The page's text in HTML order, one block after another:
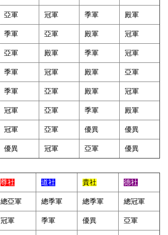
亞軍 冠軍 季軍 殿軍
季軍 亞軍 殿軍 冠軍
亞軍 殿軍 季軍 冠軍
季軍 冠軍 殿軍 亞軍
季軍 亞軍 殿軍 冠軍
冠軍 亞軍 季軍 殿軍
冠軍 亞軍 優異 優異
優異 冠軍 亞軍 優異
尊社 道社 貴社 德社
總亞軍 總季軍 總季軍 總冠軍
冠軍 季軍 優異 亞軍